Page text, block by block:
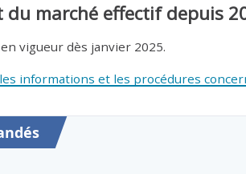
du marché effectif depuis
vigueur dès janvier 2025.
informations et les procédures